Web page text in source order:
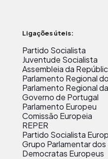
Ligações úteis:
Partido Socialista
Juventude Socialista
Assembleia da
Parlamento Regional
Parlamento Regional
Governo de Portugal
Parlamento Europeu
Comissão Europeia
REPER
Partido Socialista
Grupo Parlamentar
Democratas Europeus